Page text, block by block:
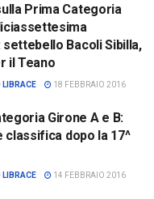
Prima Categoria
Bacoli Sibilla,
il Teano
LIBRACE 18 FEBBRAIO 2016
Girone A e B:
classifica dopo la 17^
LIBRACE 14 FEBBRAIO 2016